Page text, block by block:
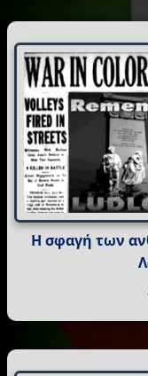
Η σφαγή των